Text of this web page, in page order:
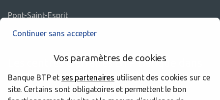
Pont-Saint-Esprit
Les centres d’affaires BTP Banque dans
les départements limitrophes
Continuer sans accepter
Vos paramètres de cookies
Banque BTP et ses partenaires utilisent des cookies sur ce
site. Certains sont obligatoires et permettent le bon